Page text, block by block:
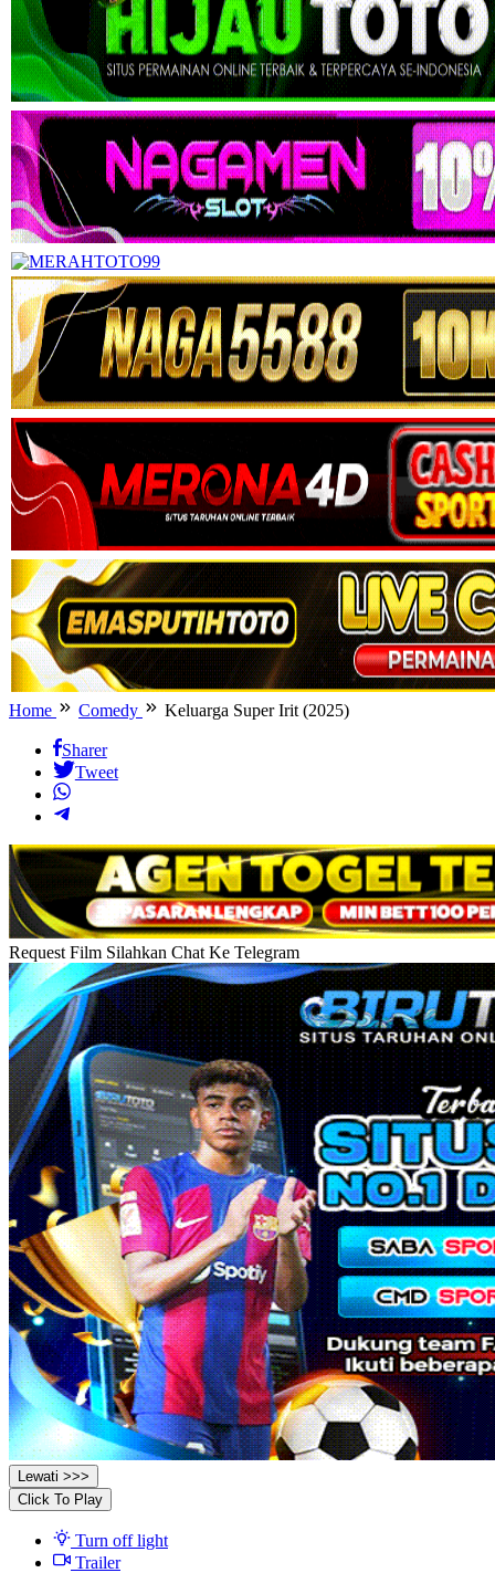
Home Comedy Keluarga Super Irit (2025)
Sharer
Tweet
Request Film Silahkan Chat Ke Telegram
Lewati >>>
Click To Play
Turn off light
Trailer